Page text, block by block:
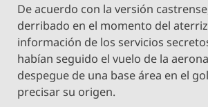
De acuerdo con la versión
derribado en el momento del
información de los servicios
habían seguido el vuelo de la
despegue de una base área en el
precisar su origen.